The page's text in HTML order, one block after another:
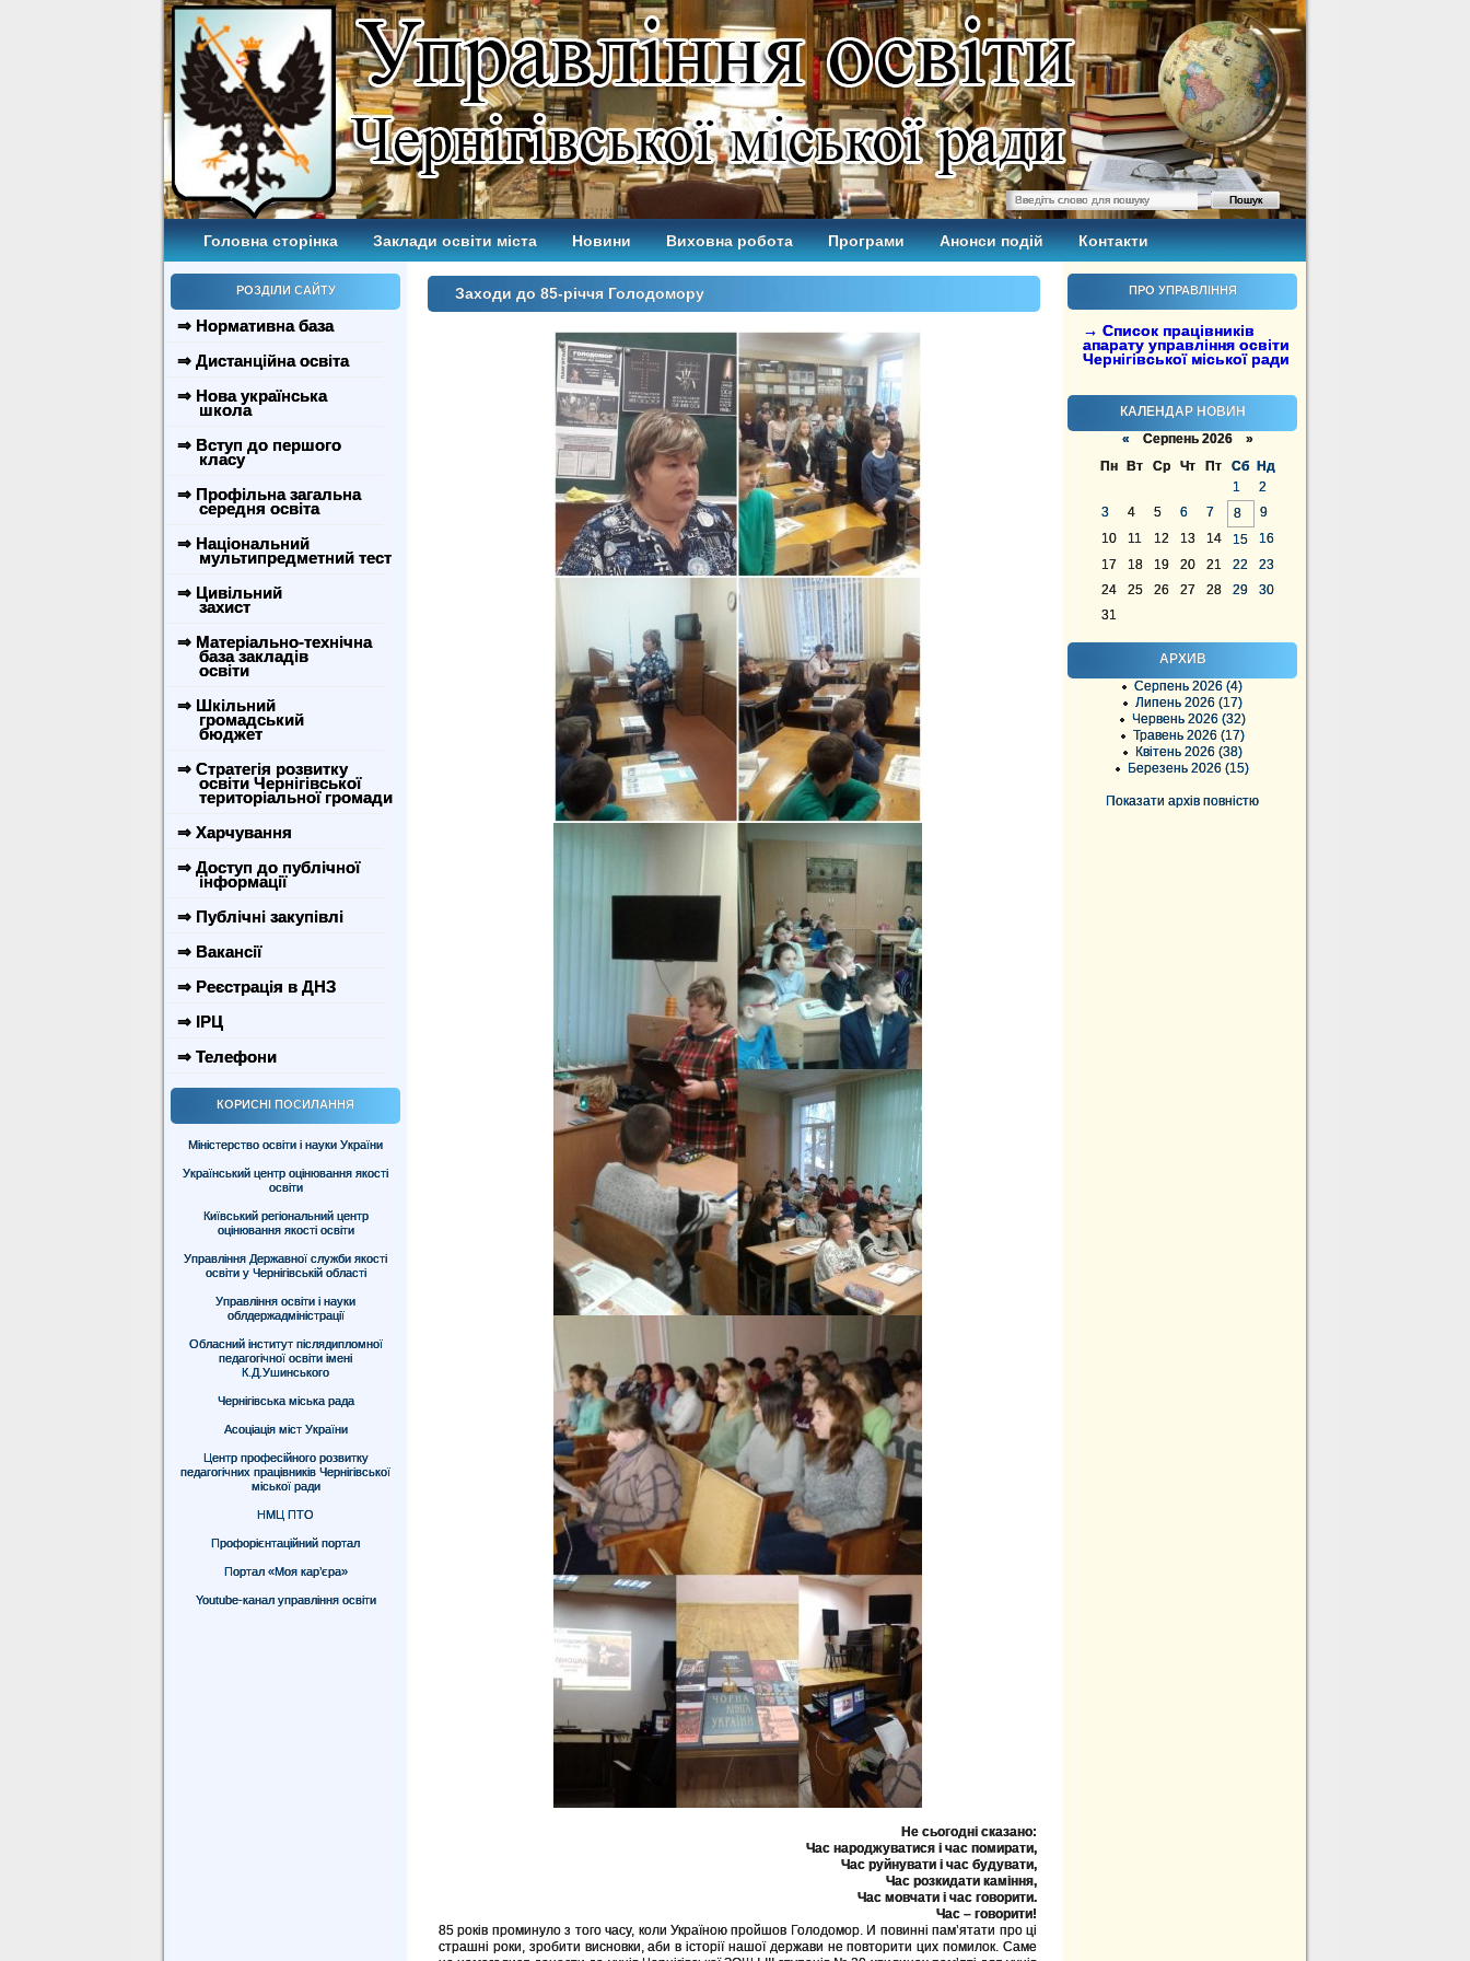
Головна сторінка Заклади освіти міста Новини Виховна робота Програми Анонси подій Контакти
РОЗДІЛИ САЙТУ
⇒ Нормативна база
⇒ Дистанційна освіта
⇒ Нова українська
школа
⇒ Вступ до першого
класу
⇒ Профільна загальна
середня освіта
⇒ Національний
мультипредметний тест
⇒ Цивільний
захист
⇒ Матеріально-технічна
база закладів
освіти
⇒ Шкільний
громадський
бюджет
⇒ Стратегія розвитку
освіти Чернігівської
територіальної громади
⇒ Харчування
⇒ Доступ до публічної
інформації
⇒ Публічні закупівлі
⇒ Вакансії
⇒ Реєстрація в ДНЗ
⇒ ІРЦ
⇒ Телефони
КОРИСНІ ПОСИЛАННЯ
Міністерство освіти і науки України
Український центр оцінювання якості
освіти
Київський регіональний центр
оцінювання якості освіти
Управління Державної служби якості
освіти у Чернігівській області
Управління освіти і науки
облдержадміністрації
Обласний інститут післядипломної
педагогічної освіти імені
К.Д.Ушинського
Чернігівська міська рада
Асоціація міст України
Центр професійного розвитку
педагогічних працівників Чернігівської
міської ради
НМЦ ПТО
Профорієнтаційний портал
Портал «Моя кар’єра»
Youtube-канал управління освіти
ПРО УПРАВЛІННЯ
→ Список працівників
апарату управління освіти
Чернігівської міської ради
КАЛЕНДАР НОВИН
« Серпень 2026 »
Пн
Вт Ср Чт Пт Сб
Нд
1
2
3
4 5 6 7 8
9
10
11 12 13 14 15
16
17
18 19 20 21 22
23
24
25 26 27 28 29
30
31
АРХИВ
Серпень 2026 (4)
Липень 2026 (17)
Червень 2026 (32)
Травень 2026 (17)
Квітень 2026 (38)
Березень 2026 (15)
Показати архів повністю
Заходи до 85-річчя Голодомору
Не сьогодні сказано:
Час народжуватися і час помирати,
Час руйнувати і час будувати,
Час розкидати каміння,
Час мовчати і час говорити.
Час – говорити!
85 років проминуло з того часу, коли Україною пройшов Голодомор. И повинні пам’ятати про ці
страшні роки, зробити висновки, аби в історії нашої держави не повторити цих помилок. Саме